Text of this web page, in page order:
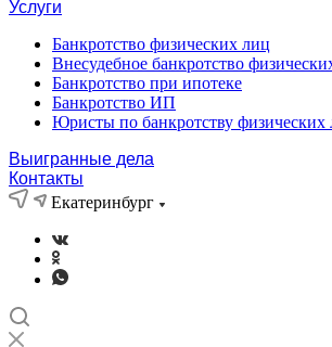
Услуги
Банкротство физических лиц
Внесудебное банкротство
Банкротство при ипотеке
Банкротство ИП
Юристы по банкротству физических
Выигранные дела
Контакты
Екатеринбург